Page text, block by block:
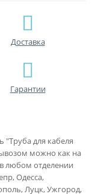
Доставка
Гарантии
для кабеля
можно как на
любом отделении
Одесса,
Луцк, Ужгород,